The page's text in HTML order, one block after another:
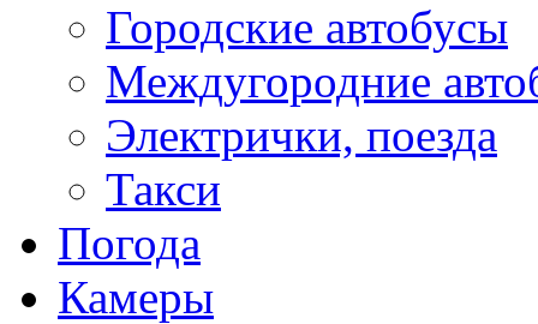
Городские автобусы
Междугородние
Электрички, поезда
Такси
Погода
Камеры